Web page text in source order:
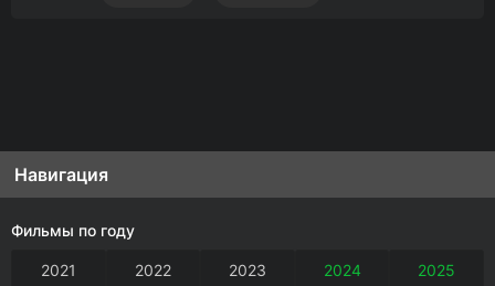
Навигация
Фильмы по году
2021 2022 2023 2024 2025